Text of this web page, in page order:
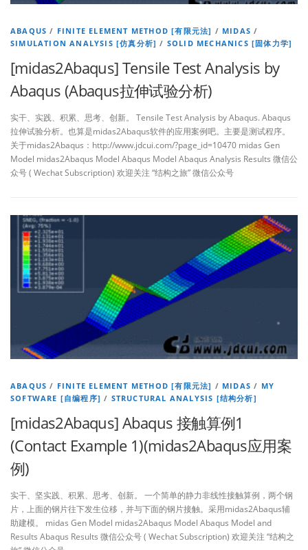
ABAQUS / FINITE ELEMENT METHOD [有限元法] / MIDAS /
SIMULATION ANALYSIS [仿真分析] / SOLID MECHANICS [固体力学]
[midas2Abaqus] Tensile Test Analysis by
Abaqus (Abaqus拉伸试验分析)
实干、实践、积累、思考、创新。 Tensile Test Analysis by Abaqus. Abaqus
拉伸试验分析。也算是midas2Abaqus软件的应用案例吧。主要是测试程序。
关于midas2Abaqus：http://www.jdcui.com/?page_id=10470 midas Gen
Model midas2Abaqus Model Abaqus Model Abaqus Analysis Results 微信公
众号 ( Wechat Subscription) 欢迎关注 “结构之旅” 微信公众号
ABAQUS / FINITE ELEMENT METHOD [有限元法] / MIDAS / MY
SOFTWARE [自编程序] / STRUCTURAL ANALYSIS [结构分析]
[midas2Abaqus] Abaqus 接触算例1
(Contact Example 1)(midas2Abaqus应用案
例)
实干、坚实践、积累、思考、创新。 一个简单的静力非线性接触算例，两个钢
片，上面的钢片往下发生位移，并与下面的钢片接触。采用midas2Abaqus辅
助建模。 midas Gen Model midas2Abaqus Model Abaqus Model and
Results Abaqus Results 微信公众号 ( Wechat Subscription) 欢迎关注 “结构之